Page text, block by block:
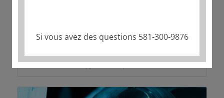
70,45$
Si vous avez des questions 581-300-9876